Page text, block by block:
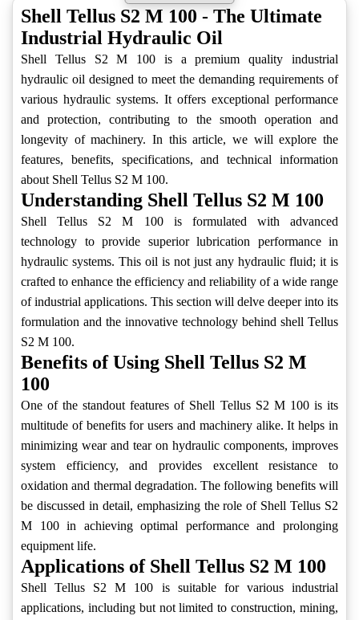
Shell Tellus S2 M 100 - The Ultimate
Industrial Hydraulic Oil
Shell Tellus S2 M 100 is a premium quality industrial
hydraulic oil designed to meet the demanding requirements of
various hydraulic systems. It offers exceptional performance
and protection, contributing to the smooth operation and
longevity of machinery. In this article, we will explore the
features, benefits, specifications, and technical information
about Shell Tellus S2 M 100.
Understanding Shell Tellus S2 M 100
Shell Tellus S2 M 100 is formulated with advanced
technology to provide superior lubrication performance in
hydraulic systems. This oil is not just any hydraulic fluid; it is
crafted to enhance the efficiency and reliability of a wide range
of industrial applications. This section will delve deeper into its
formulation and the innovative technology behind shell Tellus
S2 M 100.
Benefits of Using Shell Tellus S2 M
100
One of the standout features of Shell Tellus S2 M 100 is its
multitude of benefits for users and machinery alike. It helps in
minimizing wear and tear on hydraulic components, improves
system efficiency, and provides excellent resistance to
oxidation and thermal degradation. The following benefits will
be discussed in detail, emphasizing the role of Shell Tellus S2
M 100 in achieving optimal performance and prolonging
equipment life.
Applications of Shell Tellus S2 M 100
Shell Tellus S2 M 100 is suitable for various industrial
applications, including but not limited to construction, mining,